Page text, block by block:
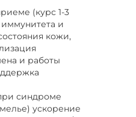
(курс 1-3
и
кожи,
и работы
синдроме
ускорение